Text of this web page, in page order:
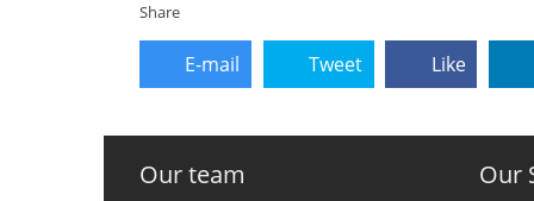
Share
E-mail Tweet Like
Our team Our